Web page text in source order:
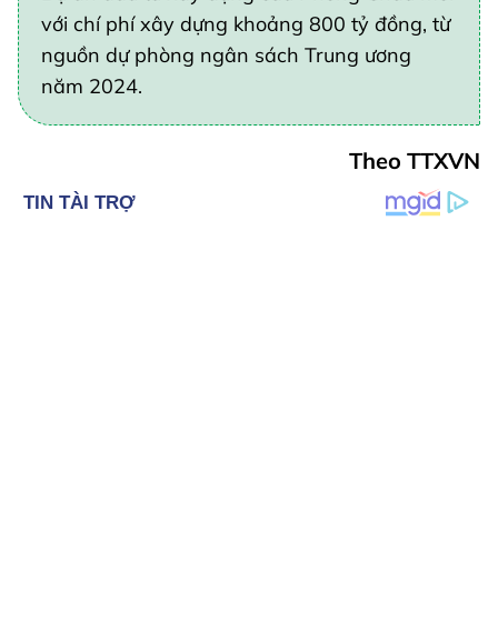
với chí phí xây dựng khoảng 800 tỷ đồng, từ
nguồn dự phòng ngân sách Trung ương
năm 2024.
Theo TTXVN